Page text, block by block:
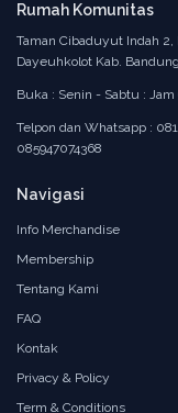
Rumah Komunitas
Taman Cibaduyut Indah 2,
Dayeuhkolot Kab.
Buka : Senin - Sabtu :
Telpon dan Whatsapp :
085947074368
Navigasi
Info Merchandise
Membership
Tentang Kami
FAQ
Kontak
Privacy & Policy
Term & Conditions